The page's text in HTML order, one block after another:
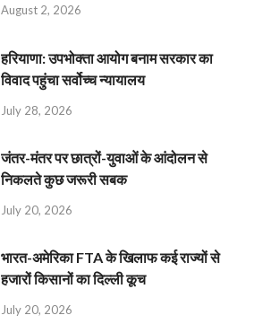
August 2, 2026
हरियाणा: उपभोक्ता आयोग बनाम सरकार का
विवाद पहुंचा सर्वोच्च न्यायालय
July 28, 2026
जंतर-मंतर पर छात्रों-युवाओं के आंदोलन से
निकलते कुछ जरूरी सबक
July 20, 2026
भारत-अमेरिका FTA के खिलाफ कई राज्यों से
हजारों किसानों का दिल्ली कूच
July 20, 2026